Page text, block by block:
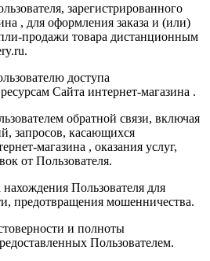
зарегистрированного
, для оформления заказа и (или)
продажи товара дистанционным
доступа
Сайта интернет-магазина .
обратной связи, включая
запросов, касающихся
магазина , оказания услуг,
от Пользователя.
Пользователя для
предотвращения мошенничества.
и полноты
Пользователем.